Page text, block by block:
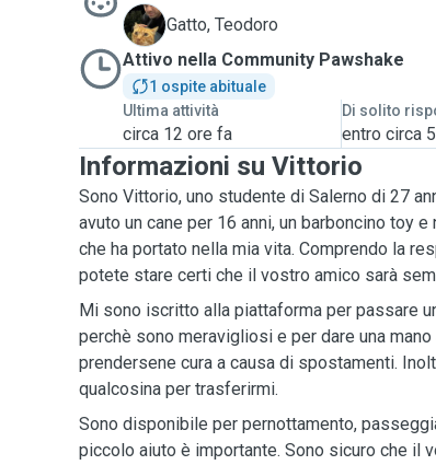
T
Gatto, Teodoro
Attivo nella Community Pawshake
1 ospite abituale
Ultima attività
circa 12 ore fa
Di solito
entro circa
Informazioni su Vittorio
Sono Vittorio, uno studente di Salerno di 27
avuto un cane per 16 anni, un barboncino toy
che ha portato nella mia vita. Comprendo la
potete stare certi che il vostro amico sarà
Mi sono iscritto alla piattaforma per passare
perchè sono meravigliosi e per dare una
prendersene cura a causa di spostamenti.
qualcosina per trasferirmi.
Sono disponibile per pernottamento,
piccolo aiuto è importante. Sono sicuro che il